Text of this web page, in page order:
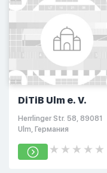
DiTiB Ulm e. V.
Herrlinger Str. 58, 89081
Ulm, Германия